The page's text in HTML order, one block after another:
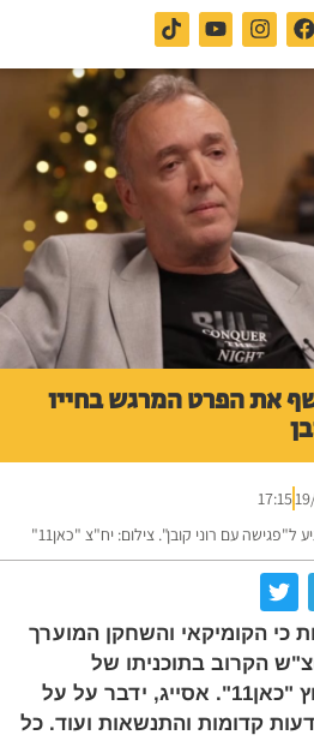
את הפרט המרגש בחייו
17:15
עם רוני קובן". צילום: יח"צ "כאן11"
כי הקומיקאי והשחקן המוערך
הקרוב בתוכניתו של
העיתונאי רוני קובן בערוץ "כאן11". אסייג, ידבר על על
קדומות והתנשאות ועוד. כל